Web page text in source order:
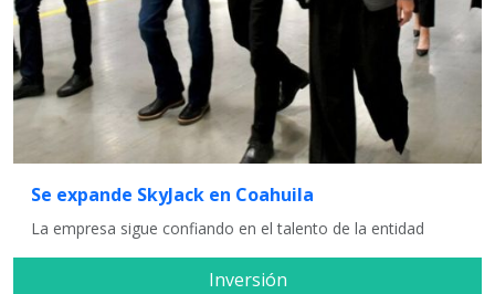
Se expande SkyJack en Coahuila
La empresa sigue confiando en el talento de la entidad
Inversión